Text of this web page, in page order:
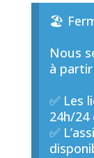
🏖️
Nous
à
✅ Les
24h/24
✅